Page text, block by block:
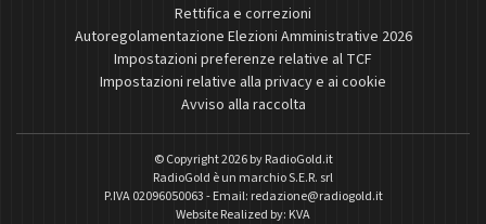
Rettifica e correzioni
Autoregolamentazione Elezioni Amministrative 2026
Impostazioni preferenze relative al TCF
Impostazioni relative alla privacy e ai cookie
Avviso alla raccolta
© Copyright 2026 byRadioGold.it
RadioGold è un marchio S.E.R. srl
P.IVA 02096050063 - Email: redazione@radiogold.it
Website Realized by: KVA